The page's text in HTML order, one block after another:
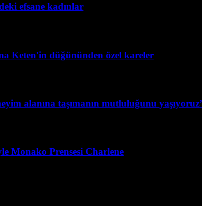
efsane kadınlar
Keten'in düğününden özel kareler
alanına taşımanın mutluluğunu
Monako Prensesi Charlene